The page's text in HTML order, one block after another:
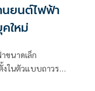
ยนต์ไฟฟ้า
ใหม่
ขนาดเล็ก
ในตัวแบบถาวร